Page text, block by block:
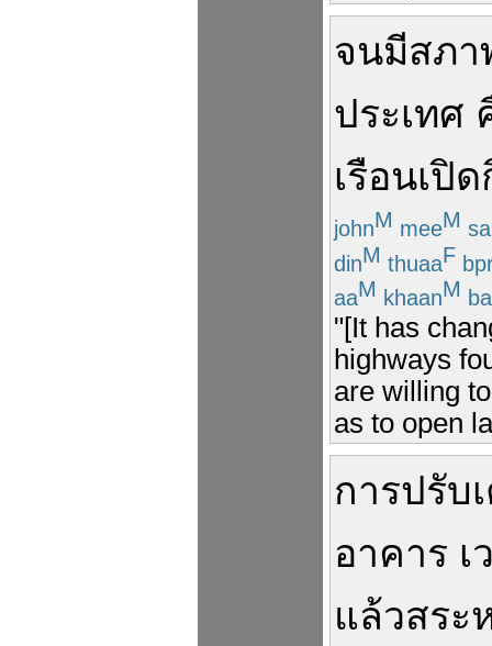
จนมีสภา
ประเทศ
เรือนเปิด
johnM meeM sa
dinM thuaaF
aaM khaanM
"[It has
highways
are willing
as to open
การปรับ
อาคาร เ
แล้วสระ